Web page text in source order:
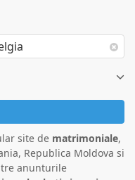
site de matrimoniale,
Republica Moldova si
anunturile